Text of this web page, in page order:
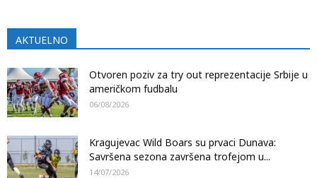
AKTUELNO
Otvoren poziv za try out reprezentacije Srbije u
američkom fudbalu
06/08/2026
Kragujevac Wild Boars su prvaci Dunava:
Savršena sezona završena trofejom u...
14/07/2026